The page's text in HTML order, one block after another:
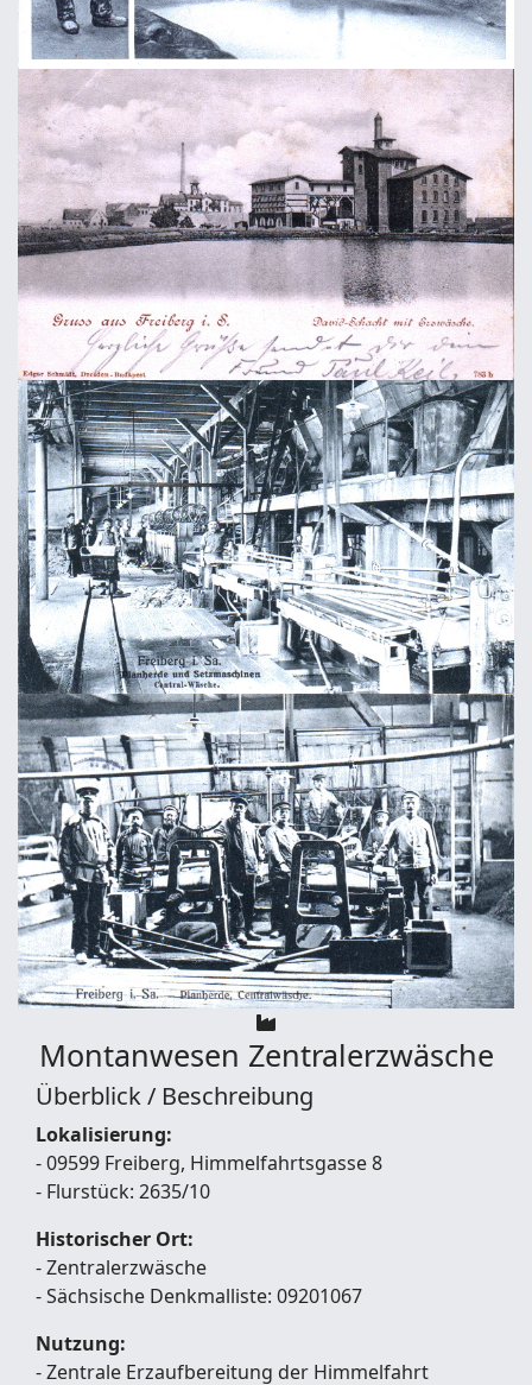
Montanwesen Zentralerzwäsche
Überblick / Beschreibung
Lokalisierung:
- 09599 Freiberg, Himmelfahrtsgasse 8
- Flurstück: 2635/10
Historischer Ort:
- Zentralerzwäsche
- Sächsische Denkmalliste: 09201067
Nutzung:
- Zentrale Erzaufbereitung der Himmelfahrt